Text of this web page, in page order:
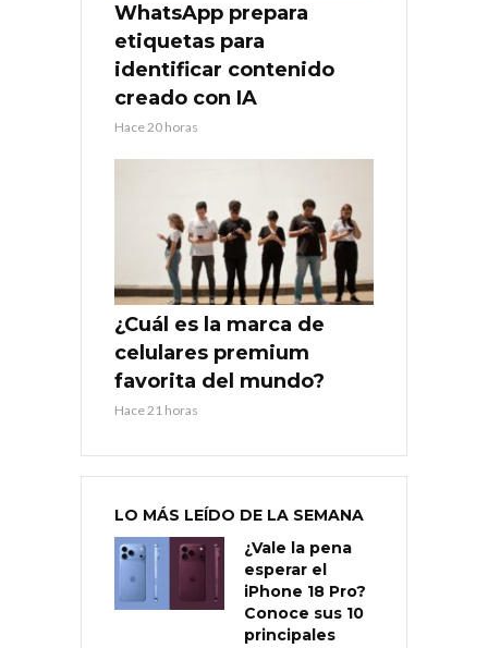
WhatsApp prepara
etiquetas para
identificar contenido
creado con IA
Hace 20 horas
¿Cuál es la marca de
celulares premium
favorita del mundo?
Hace 21 horas
LO MÁS LEÍDO DE LA SEMANA
¿Vale la pena
esperar el
iPhone 18 Pro?
Conoce sus 10
principales